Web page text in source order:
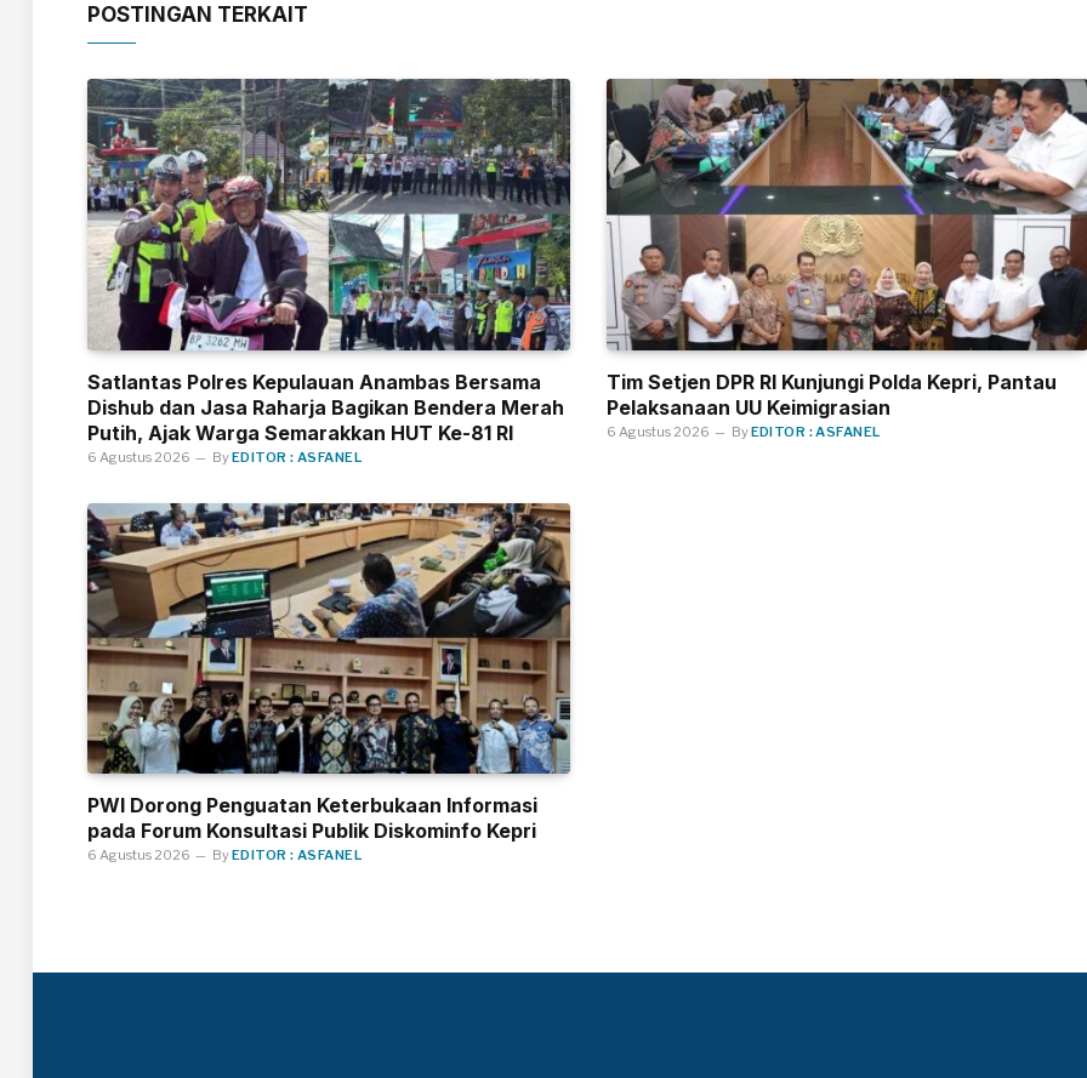
POSTINGAN TERKAIT
Satlantas Polres Kepulauan Anambas Bersama
Dishub dan Jasa Raharja Bagikan Bendera Merah
Putih, Ajak Warga Semarakkan HUT Ke-81 RI
6 Agustus 2026 ByEDITOR : ASFANEL
Tim Setjen DPR RI Kunjungi Polda Kepri, Pantau
Pelaksanaan UU Keimigrasian
6 Agustus 2026 ByEDITOR : ASFANEL
PWI Dorong Penguatan Keterbukaan Informasi
pada Forum Konsultasi Publik Diskominfo Kepri
6 Agustus 2026 ByEDITOR : ASFANEL